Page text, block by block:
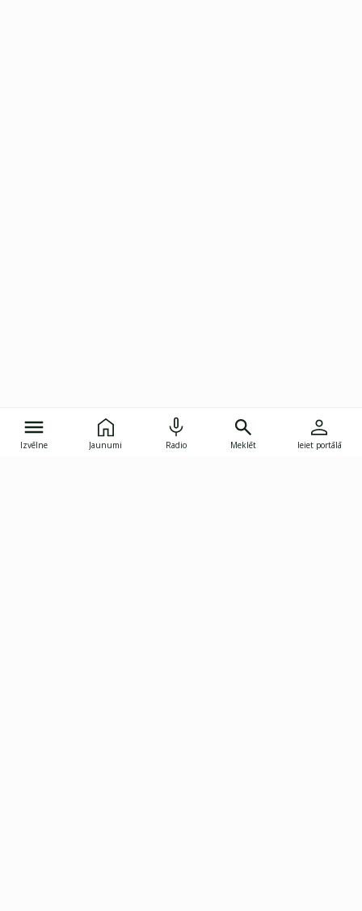
Izvēlne Jaunumi Radio Meklēt Ieiet portālā